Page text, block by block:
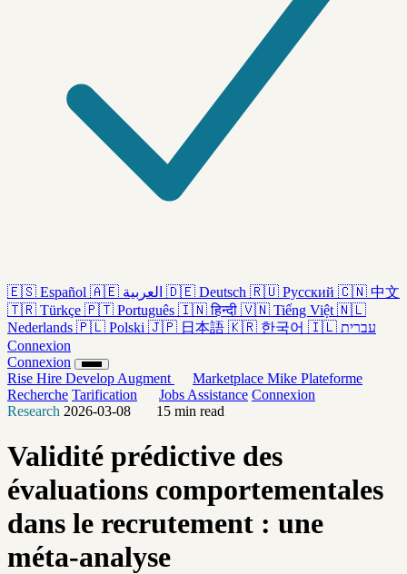
🇪🇸 Español 🇦🇪 العربية 🇩🇪 Deutsch 🇷🇺 Русский 🇨🇳 中文
🇹🇷 Türkçe 🇵🇹 Português 🇮🇳 हिन्दी 🇻🇳 Tiếng Việt 🇳🇱
Nederlands 🇵🇱 Polski 🇯🇵 日本語 🇰🇷 한국어 🇮🇱 עברית
Connexion
Connexion
Rise Hire Develop Augment Marketplace Mike Plateforme
Recherche Tarification Jobs Assistance Connexion
Research 2026-03-08 15 min read
Validité prédictive des
évaluations comportementales
dans le recrutement : une
méta-analyse